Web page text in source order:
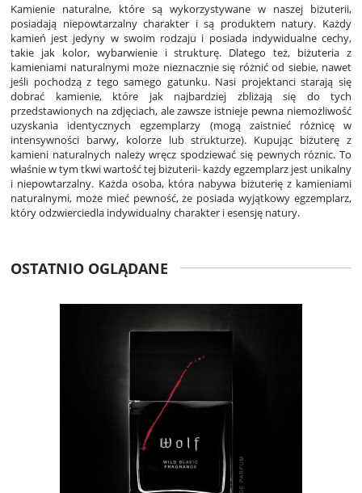
Kamienie naturalne, które są wykorzystywane w naszej biżuterii,
posiadają niepowtarzalny charakter i są produktem natury. Każdy
kamień jest jedyny w swoim rodzaju i posiada indywidualne cechy,
takie jak kolor, wybarwienie i strukturę. Dlatego też, biżuteria z
kamieniami naturalnymi może nieznacznie się różnić od siebie, nawet
jeśli pochodzą z tego samego gatunku. Nasi projektanci starają się
dobrać kamienie, które jak najbardziej zbliżają się do tych
przedstawionych na zdjęciach, ale zawsze istnieje pewna niemożliwość
uzyskania identycznych egzemplarzy (mogą zaistnieć różnicę w
intensywności barwy, kolorze lub strukturze). Kupując biżuterę z
kamieni naturalnych należy wręcz spodziewać się pewnych róznic. To
właśnie w tym tkwi wartość tej biżuterii- każdy egzemplarz jest unikalny
i niepowtarzalny. Każda osoba, która nabywa biżuterię z kamieniami
naturalnymi, może mieć pewność, że posiada wyjątkowy egzemplarz,
który odzwierciedla indywidualny charakter i esensję natury.
OSTATNIO OGLĄDANE